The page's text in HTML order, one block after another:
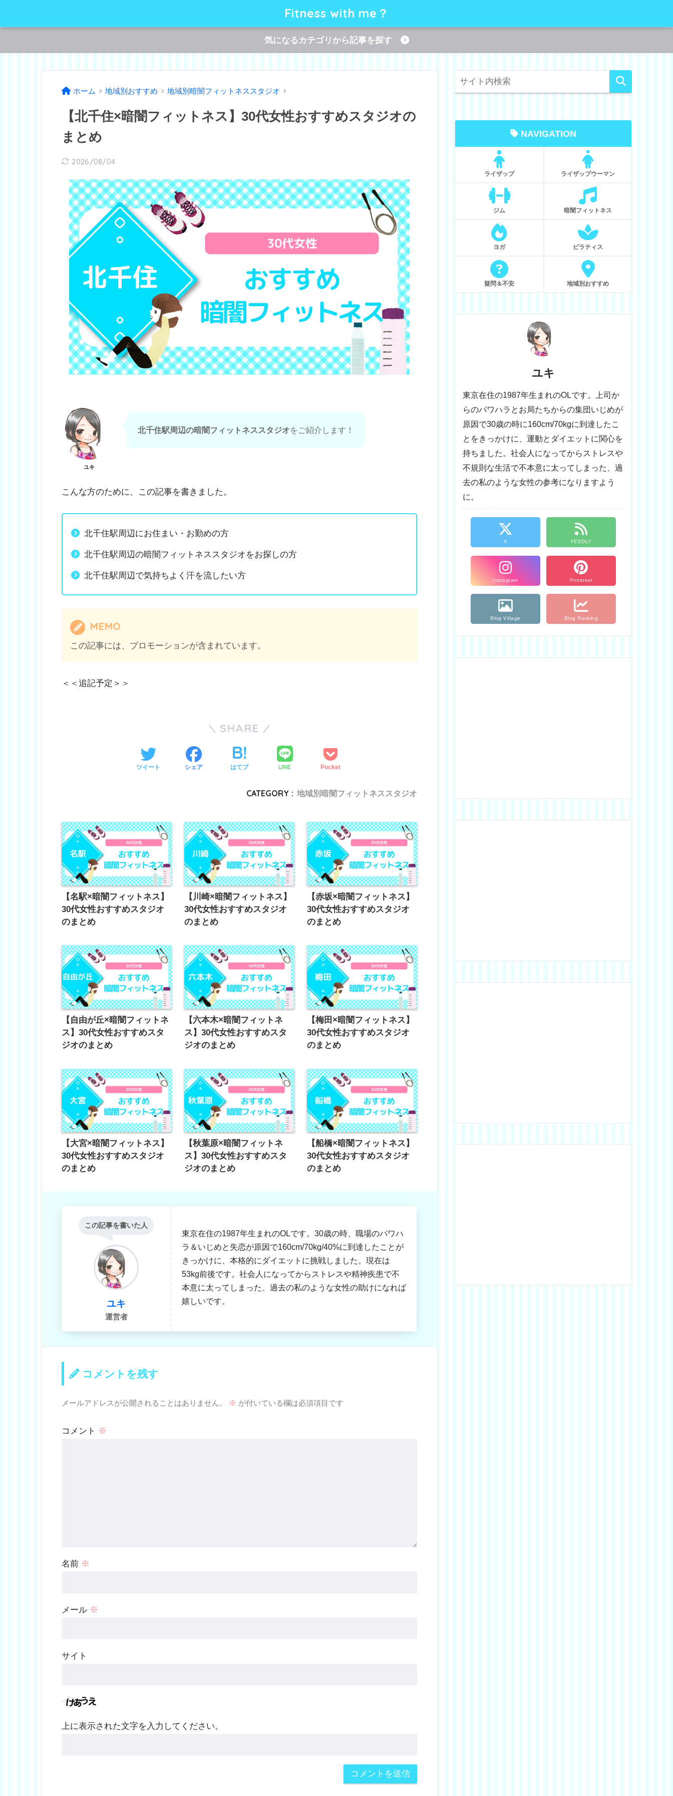
Fitness with me？
気になるカテゴリから記事を探す
ホーム 地域別おすすめ 地域別暗闇フィットネススタジオ
【北千住×暗闇フィットネス】30代女性おすすめスタジオの
まとめ
2026/08/04
ユキ
北千住駅周辺の暗闇フィットネススタジオをご紹介します！
こんな方のために、この記事を書きました。
北千住駅周辺にお住まい・お勤めの方
北千住駅周辺の暗闇フィットネススタジオをお探しの方
北千住駅周辺で気持ちよく汗を流したい方
MEMO
この記事には、プロモーションが含まれています。
＜＜追記予定＞＞
SHARE
ツイート シェア はてブ LINE Pocket
CATEGORY : 地域別暗闇フィットネススタジオ
【名駅×暗闇フィットネス】
30代女性おすすめスタジオ
のまとめ
【川崎×暗闇フィットネス】
30代女性おすすめスタジオ
のまとめ
【赤坂×暗闇フィットネス】
30代女性おすすめスタジオ
のまとめ
【自由が丘×暗闇フィットネ
ス】30代女性おすすめスタ
ジオのまとめ
【六本木×暗闇フィットネ
ス】30代女性おすすめスタ
ジオのまとめ
【梅田×暗闇フィットネス】
30代女性おすすめスタジオ
のまとめ
【大宮×暗闇フィットネス】
30代女性おすすめスタジオ
のまとめ
【秋葉原×暗闇フィットネ
ス】30代女性おすすめスタ
ジオのまとめ
【船橋×暗闇フィットネス】
30代女性おすすめスタジオ
のまとめ
この記事を書いた人
ユキ
運営者
東京在住の1987年生まれのOLです。30歳の時、職場のパワハ
ラ＆いじめと失恋が原因で160cm/70kg/40%に到達したことが
きっかけに、本格的にダイエットに挑戦しました。現在は
53kg前後です。社会人になってからストレスや精神疾患で不
本意に太ってしまった、過去の私のような女性の助けになれば
嬉しいです。
コメントを残す
メールアドレスが公開されることはありません。 ※ が付いている欄は必須項目です
コメント ※
名前 ※
メール ※
サイト
上に表示された文字を入力してください。
NAVIGATION
ライザップ ライザップウーマン
ジム 暗闇フィットネス
ヨガ ピラティス
疑問＆不安 地域別おすすめ
ユキ
東京在住の1987年生まれのOLです。上司か
らのパワハラとお局たちからの集団いじめが
原因で30歳の時に160cm/70kgに到達したこ
とをきっかけに、運動とダイエットに関心を
持ちました。社会人になってからストレスや
不規則な生活で不本意に太ってしまった、過
去の私のような女性の参考になりますよう
に。
X FEEDLY
Instagram Pinterest
Blog Village Blog Ranking